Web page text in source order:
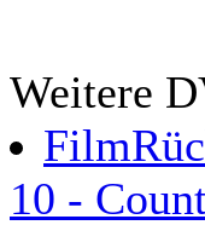
Weitere
10 -